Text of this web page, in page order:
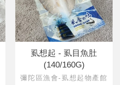
虱想起 - 虱目魚肚
(140/160G)
彌陀區漁會-虱想起物產館